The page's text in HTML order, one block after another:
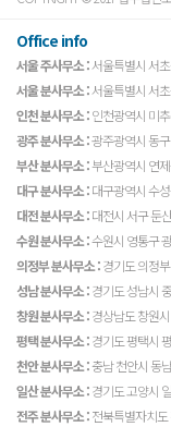
Office info
서울 주사무소 :서울특별시 서
서울 분사무소 :서울특별시 서
인천 분사무소 :인천광역시 미
광주 분사무소 :광주광역시 동
부산 분사무소 :부산광역시 연
대구 분사무소 :대구광역시 수
대전 분사무소 :대전시 서구 둔
수원 분사무소 :수원시 영통구
의정부 분사무소 :경기도 의정
성남 분사무소 :경기도 성남시
창원 분사무소 :경상남도 창원
평택 분사무소 :경기도 평택시
천안 분사무소 :충남 천안시 동
일산 분사무소 :경기도 고양시
전주 분사무소 :전북특별자치도